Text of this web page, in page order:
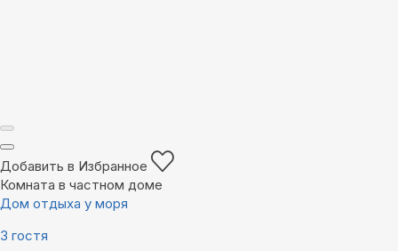
Добавить в Избранное
Комната в частном доме
Дом отдыха у моря
3 гостя